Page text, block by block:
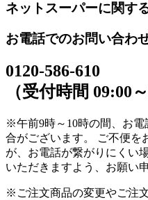
ネットスーパーに関す
お電話でのお問い合わ
0120-586-610
（受付時間 09:00～
※午前9時～10時の間、お
合がございます。 ご不便を
が、お電話が繋がりにくい
いただきますよう、お願い
※ご注文商品の変更やご注